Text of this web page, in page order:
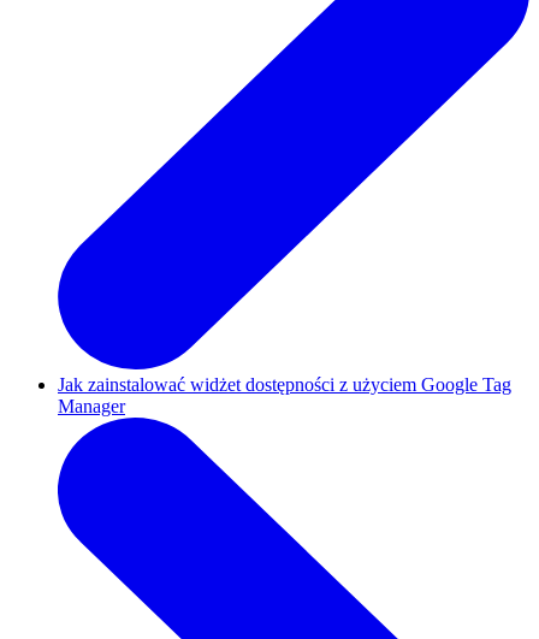
Jak zainstalować widżet dostępności z użyciem Google Tag
Manager